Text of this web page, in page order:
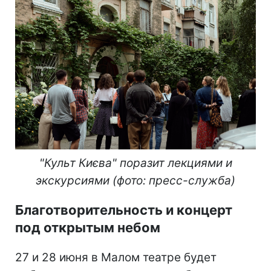
"Культ Києва" поразит лекциями и
экскурсиями (фото: пресс-служба)
Благотворительность и концерт
под открытым небом
27 и 28 июня в Малом театре будет